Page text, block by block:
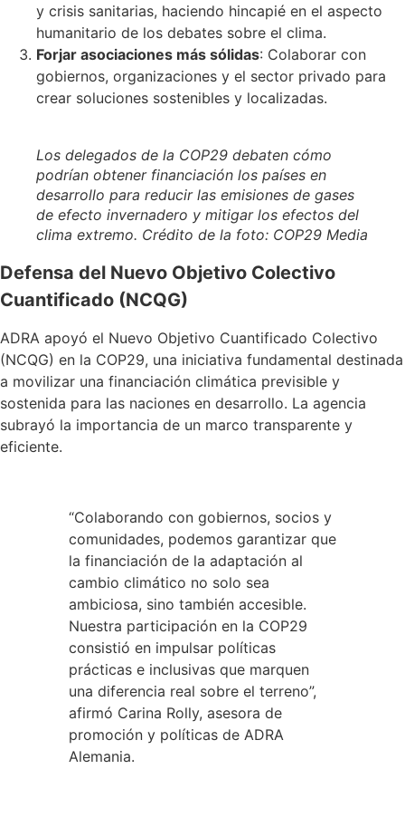
y crisis sanitarias, haciendo hincapié en el aspecto
humanitario de los debates sobre el clima.
Forjar asociaciones más sólidas: Colaborar con
gobiernos, organizaciones y el sector privado para
crear soluciones sostenibles y localizadas.
Los delegados de la COP29 debaten cómo
podrían obtener financiación los países en
desarrollo para reducir las emisiones de gases
de efecto invernadero y mitigar los efectos del
clima extremo. Crédito de la foto: COP29 Media
Defensa del Nuevo Objetivo Colectivo
Cuantificado (NCQG)
ADRA apoyó el Nuevo Objetivo Cuantificado Colectivo
(NCQG) en la COP29, una iniciativa fundamental destinada
a movilizar una financiación climática previsible y
sostenida para las naciones en desarrollo. La agencia
subrayó la importancia de un marco transparente y
eficiente.
“Colaborando con gobiernos, socios y
comunidades, podemos garantizar que
la financiación de la adaptación al
cambio climático no solo sea
ambiciosa, sino también accesible.
Nuestra participación en la COP29
consistió en impulsar políticas
prácticas e inclusivas que marquen
una diferencia real sobre el terreno”,
afirmó Carina Rolly, asesora de
promoción y políticas de ADRA
Alemania.